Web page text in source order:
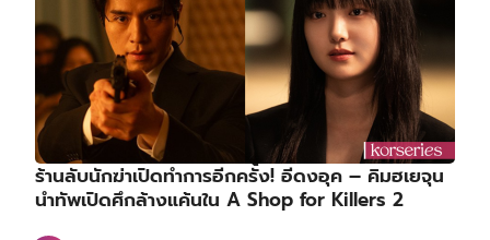
ร้านลับนักฆ่าเปิดทำการอีกครั้ง! อีดงอุค – คิมฮเยจุน
นำทัพเปิดศึกล้างแค้นใน A Shop for Killers 2